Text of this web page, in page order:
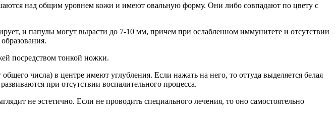
над общим уровнем кожи и имеют овальную форму. Они либо совпадают по цвету с
и папулы могут вырасти до 7-10 мм, причем при ослабленном иммунитете и отсутствии
посредством тонкой ножки.
числа) в центре имеют углубления. Если нажать на него, то оттуда выделяется белая
при отсутствии воспалительного процесса.
не эстетично. Если не проводить специального лечения, то оно самостоятельно